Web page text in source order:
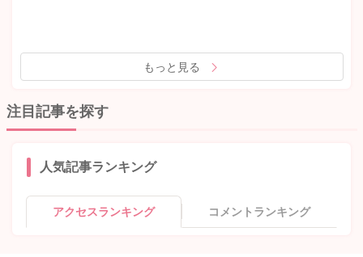
もっと見る
注目記事を探す
人気記事ランキング
アクセスランキング コメントランキング